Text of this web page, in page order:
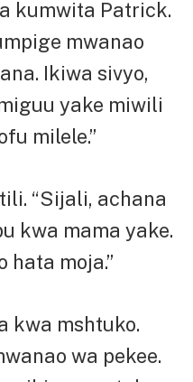
kumwita Patrick.
mwanao
Ikiwa sivyo,
yake miwili
milele.”
“Sijali, achana
kwa mama yake.
hata moja.”
kwa mshtuko.
wa pekee.